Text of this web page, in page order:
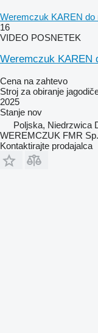
Weremczuk KAREN do
16
VIDEO POSNETEK
Weremczuk KAREN
Cena na zahtevo
Stroj za obiranje
2025
Stanje nov
Poljska, Niedrzwica
WEREMCZUK FMR
Kontaktirajte prodajalca